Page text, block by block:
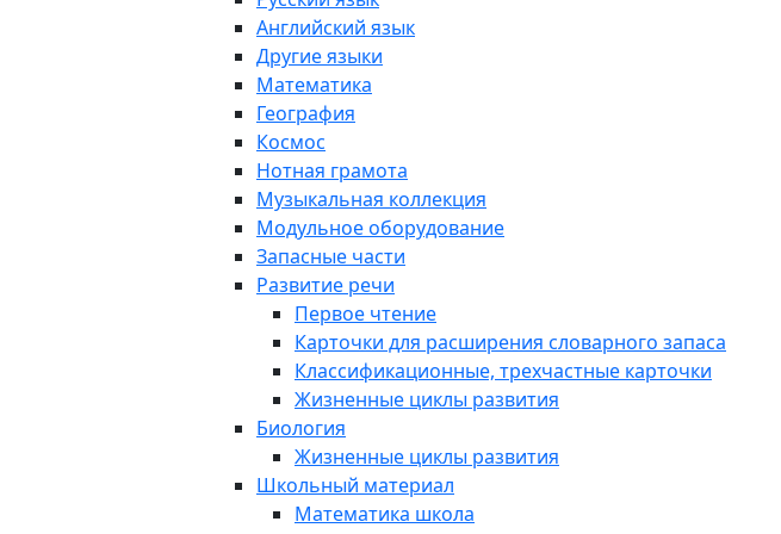
Английский язык
Другие языки
Математика
География
Космос
Нотная грамота
Музыкальная коллекция
Модульное оборудование
Запасные части
Развитие речи
Первое чтение
Карточки для расширения словарного запаса
Классификационные, трехчастные карточки
Жизненные циклы развития
Биология
Жизненные циклы развития
Школьный материал
Математика школа